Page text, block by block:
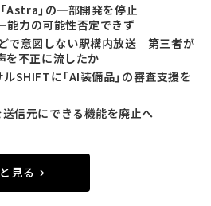
Astra」の一部開発を停止
能力の可能性否定できず
どで意図しない駅構内放送 第三者が
不正に流したか
SHIFTに「AI装備品」の審査支援を
信元にできる機能を廃止へ
見る